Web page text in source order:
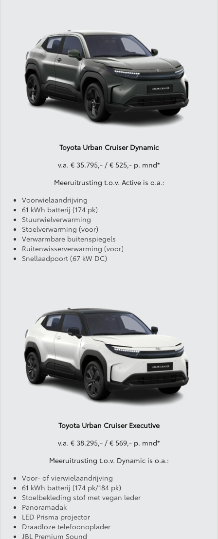
Toyota Urban Cruiser Dynamic
v.a. € 35.795,- / € 525,- p. mnd*
Meeruitrusting t.o.v. Active is o.a.:
Voorwielaandrijving
61 kWh batterij (174 pk)
Stuurwielverwarming
Stoelverwarming (voor)
Verwarmbare buitenspiegels
Ruitenwisserverwarming (voor)
Snellaadpoort (67 kW DC)
Toyota Urban Cruiser Executive
v.a. € 38.295,- / € 569,- p. mnd*
Meeruitrusting t.o.v. Dynamic is o.a.:
Voor- of vierwielaandrijving
61 kWh batterij (174 pk/184 pk)
Stoelbekleding stof met vegan leder
Panoramadak
LED Prisma projector
Draadloze telefoonoplader
JBL Premium Sound